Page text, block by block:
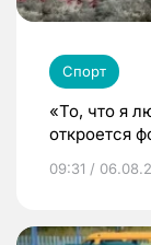
Спорт
«То, что я
откроется
09:31 /